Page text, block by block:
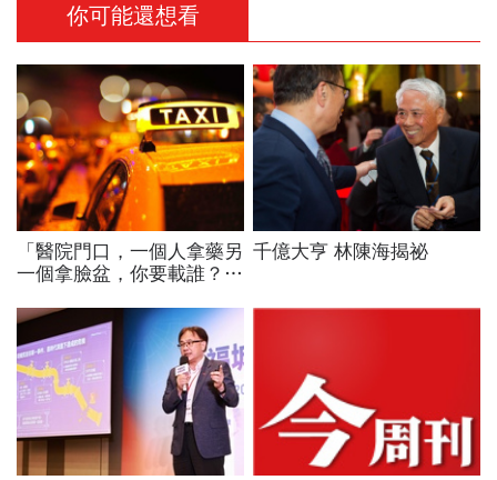
你可能還想看
「醫院門口，一個人拿藥另
一個拿臉盆，你要載誰？」
13年的MBA課
千億大亨 林陳海揭祕